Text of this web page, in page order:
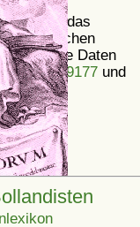
das
Deutschen
Daten
1175439177 und